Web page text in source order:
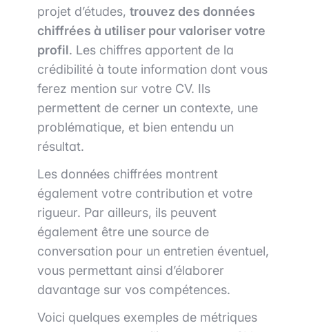
projet d’études, trouvez des données
chiffrées à utiliser pour valoriser votre
profil. Les chiffres apportent de la
crédibilité à toute information dont vous
ferez mention sur votre CV. Ils
permettent de cerner un contexte, une
problématique, et bien entendu un
résultat.
Les données chiffrées montrent
également votre contribution et votre
rigueur. Par ailleurs, ils peuvent
également être une source de
conversation pour un entretien éventuel,
vous permettant ainsi d’élaborer
davantage sur vos compétences.
Voici quelques exemples de métriques